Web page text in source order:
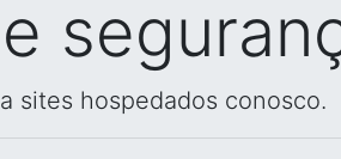
sites hospedados conosco.